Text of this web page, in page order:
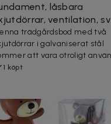
låsbara
ventilation,
trädgårdsbod med två
i galvaniserat stål
att vara otroligt
1 köpt